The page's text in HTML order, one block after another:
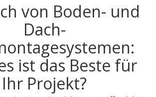
von Boden- und
Dach-
ist das Beste für
Ihr Projekt?